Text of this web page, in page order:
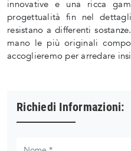
innovative e una ricca
progettualità fin nel
resistano a differenti
mano le più originali
accoglieremo per arredare
Richiedi Informazioni: